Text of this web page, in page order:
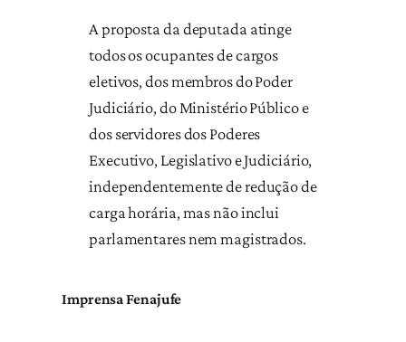
A proposta da deputada atinge
todos os ocupantes de cargos
eletivos, dos membros do Poder
Judiciário, do Ministério Público e
dos servidores dos Poderes
Executivo, Legislativo e Judiciário,
independentemente de redução de
carga horária, mas não inclui
parlamentares nem magistrados.
Imprensa Fenajufe